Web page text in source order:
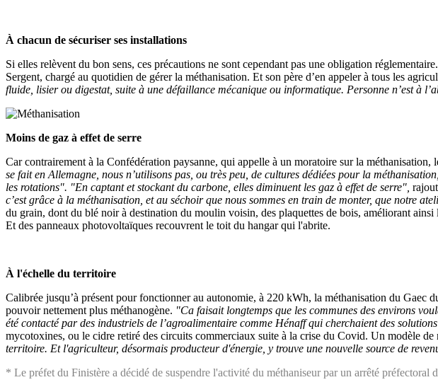
À chacun de sécuriser ses installations
Si elles relèvent du bon sens, ces précautions ne sont cependant pas une obligation réglementaire.
Sergent, chargé au quotidien de gérer la méthanisation. Et son père d’en appeler à tous les
fluide, lisier ou digestat, suite à une défaillance mécanique ou informatique. Personne n’est à
Moins de gaz à effet de serre
Car contrairement à la Confédération paysanne, qui appelle à un moratoire sur la
se fait en Allemagne, nous n’utilisons pas, ou très peu, de cultures dédiées pour la méthanisation,
les rotations". "En captant et stockant du carbone, elles diminuent les gaz à effet de serre",
c’est grâce à la méthanisation, et au séchoir que nous sommes en train de monter, que notre
du grain, dont du blé noir à destination du moulin voisin, des plaquettes de bois, améliorant
Et des panneaux photovoltaïques recouvrent le toit du hangar qui l'abrite.
À l'échelle du territoire
Calibrée jusqu’à présent pour fonctionner au autonomie, à 220 kWh, la méthanisation du
pouvoir nettement plus méthanogène. "Ca faisait longtemps que les communes des environs
été contacté par des industriels de l’agroalimentaire comme Hénaff qui cherchaient des
mycotoxines, ou le cidre retiré des circuits commerciaux suite à la crise du Covid. Un modèle
territoire. Et l'agriculteur, désormais producteur d'énergie, y trouve une nouvelle source de
* Le préfet du Finistère a décidé de suspendre l'activité du méthaniseur par un arrêté préfectoral